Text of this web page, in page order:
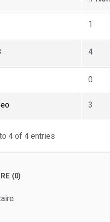
1
4
0
3
4 of 4 entries
(0)